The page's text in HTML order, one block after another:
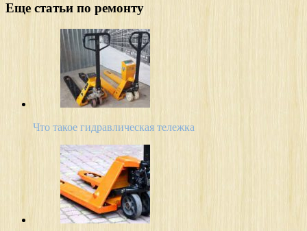
Еще статьи по ремонту
Что такое гидравлическая тележка